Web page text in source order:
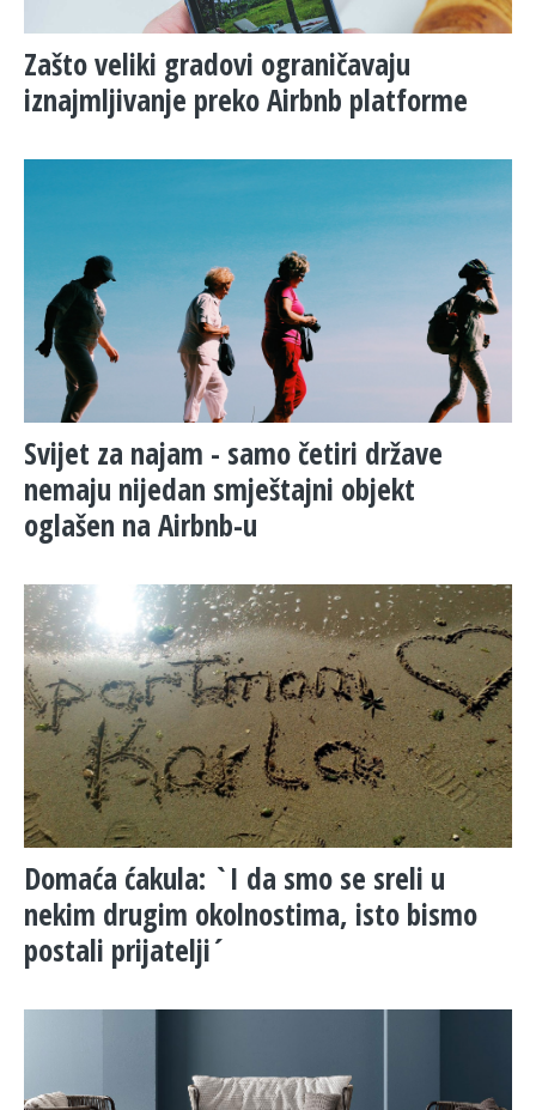
Zašto veliki gradovi ograničavaju
iznajmljivanje preko Airbnb platforme
Svijet za najam - samo četiri države
nemaju nijedan smještajni objekt
oglašen na Airbnb-u
Domaća ćakula: `I da smo se sreli u
nekim drugim okolnostima, isto bismo
postali prijatelji´